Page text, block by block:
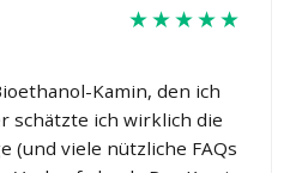
★★★★★
Kamin, den ich
schätzte ich wirklich die
(und viele nützliche FAQs